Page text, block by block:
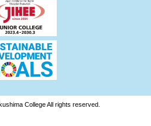
College All rights reserved.